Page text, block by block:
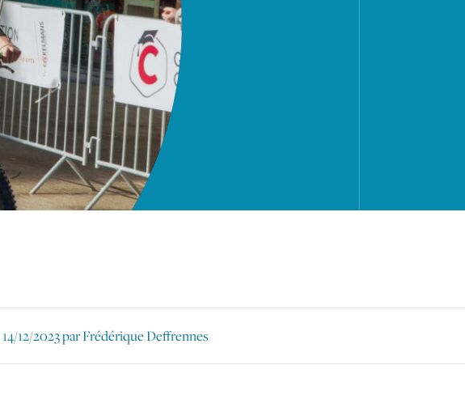
14/12/2023par Frédérique Deffrennes